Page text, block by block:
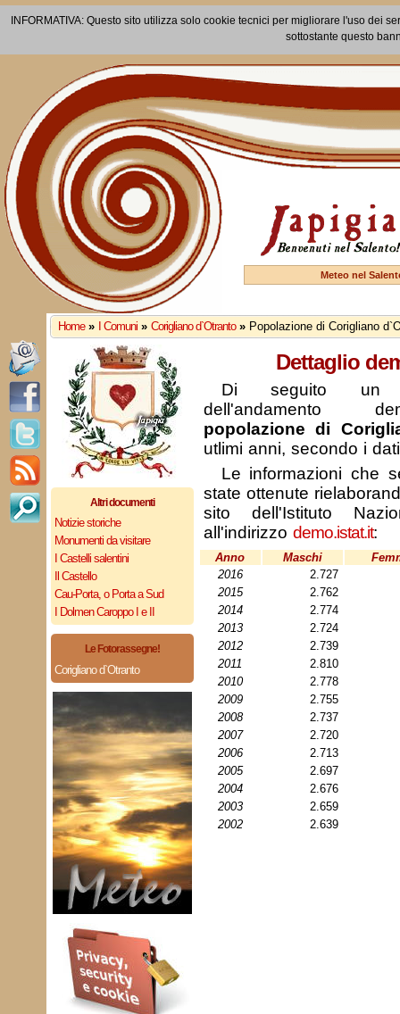
INFORMATIVA: Questo sito utilizza solo cookie tecnici per migliorare l'uso dei
sottostante questo
Meteo nel
Home » I Comuni » Corigliano d`Otranto » Popolazione di Corigliano
Altri documenti
Notizie storiche
Monumenti da visitare
I Castelli salentini
Il Castello
Cau-Porta, o Porta a Sud
I Dolmen Caroppo I e II
Le Fotorassegne!
Corigliano d`Otranto
Dettaglio
Di seguito un
dell'andamento
popolazione di
utlimi anni, secondo i
Le informazioni che
state ottenute
sito dell'Istituto
all'indirizzo demo.istat.it:
Anno Maschi
2016
2.727
2015
2.762
2014
2.774
2013
2.724
2012
2.739
2011
2.810
2010
2.778
2009
2.755
2008
2.737
2007
2.720
2006
2.713
2005
2.697
2004
2.676
2003
2.659
2002
2.639